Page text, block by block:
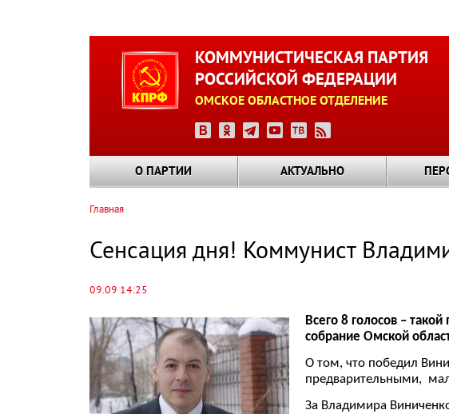
КОММУНИСТИЧЕСКАЯ ПАРТИЯ
РОССИЙСКОЙ ФЕДЕРАЦИИ
ОМСКОЕ ОБЛАСТНОЕ ОТДЕЛЕНИЕ
О ПАРТИИ АКТУАЛЬНО
навигации
Главная
Сенсация дня! Коммунист
09.09 14:25
Всего 8 голосов –
собрание Омской
О том, что победил
предварительными,
За Владимира